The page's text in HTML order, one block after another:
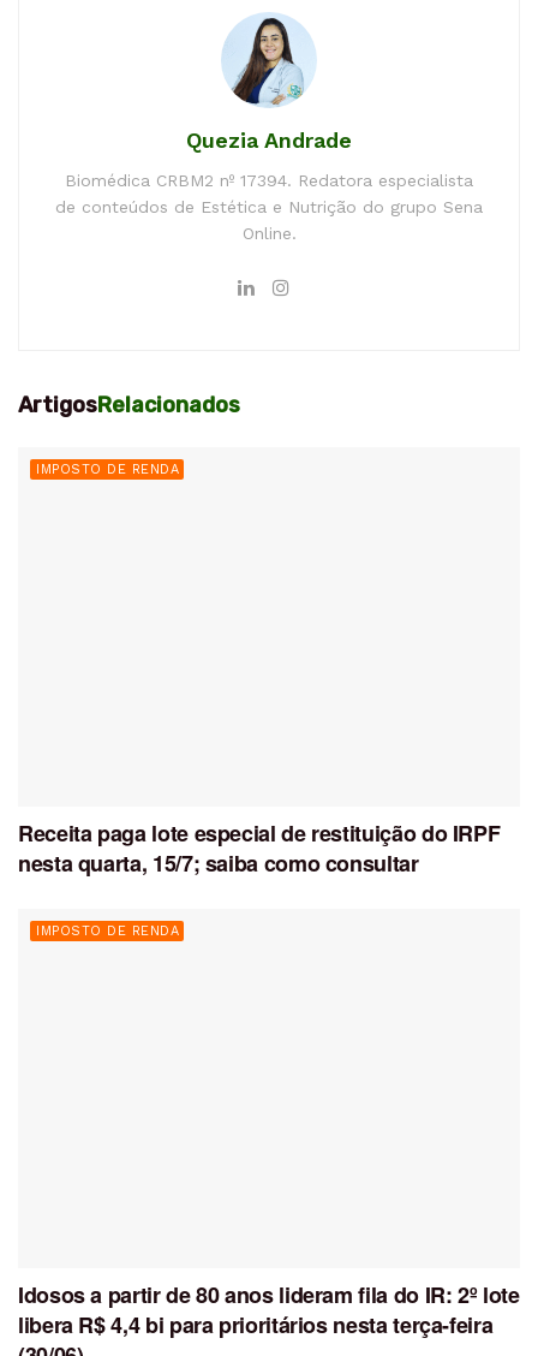
Quezia Andrade
Biomédica CRBM2 nº 17394. Redatora especialista
de conteúdos de Estética e Nutrição do grupo Sena
Online.
ArtigosRelacionados
IMPOSTO DE RENDA
Receita paga lote especial de restituição do IRPF
nesta quarta, 15/7; saiba como consultar
IMPOSTO DE RENDA
Idosos a partir de 80 anos lideram fila do IR: 2º lote
libera R$ 4,4 bi para prioritários nesta terça-feira